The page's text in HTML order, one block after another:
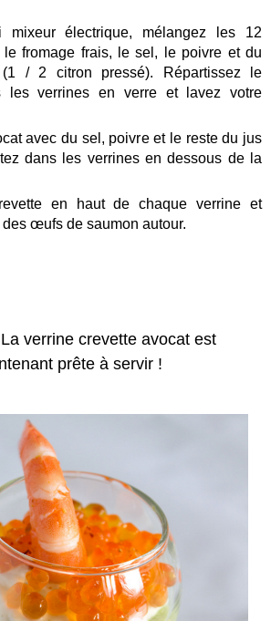
mixeur électrique, mélangez les 12
le fromage frais, le sel, le poivre et du
/ 2 citron pressé). Répartissez le
les verrines en verre et lavez votre
avec du sel, poivre et le reste du jus
dans les verrines en dessous de la
en haut de chaque verrine et
œufs de saumon autour.
La verrine crevette avocat est
prête à servir !